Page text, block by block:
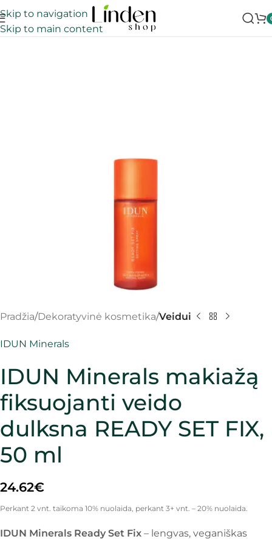
Skip to navigation
Skip to main content
Pradžia Dekoratyvinė kosmetika Veidui
IDUN Minerals
IDUN Minerals makiažą
fiksuojanti veido
dulksna READY SET FIX,
50 ml
24.62€
Perkant 2 vnt. taikoma 10% nuolaida, perkant 3+ vnt. – 20% nuolaida.
IDUN Minerals Ready Set Fix – lengvas, veganiškas